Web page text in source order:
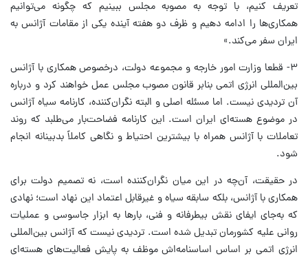
تعریف کنیم، با توجه به مصوبه مجلس ببینیم که چگونه می‌توانیم
همکاری‌ها را ادامه دهیم و ظرف دو هفته آینده یکی از مقامات آژانس به
ایران سفر می‌کند.»
۳- قطعا وزارت امور خارجه و مجموعه دولت، درخصوص همکاری با آژانس
بین‌المللی انرژی اتمی بنابر قانون مصوب مجلس عمل خواهند کرد و درباره
آن تردیدی نیست. اما مسئله اصلی و البته نگران‌کننده، کارنامه سیاه آژانس
در موضوع هسته‌ای ایران است. این کارنامه فضاحت‌بار می‌طلبد که روند
تعاملات با آژانس همراه با بیشترین احتیاط و نگاهی کاملاً بدبینانه انجام
شود.
در حقیقت، آن‌چه در این میان نگران‌کننده است، نه تصمیم دولت برای
همکاری با آژانس، بلکه سابقه سیاه و غیرقابل اعتماد این نهاد است؛ نهادی
که به‌جای ایفای نقش بیطرفانه و فنی، بارها به ابزار جاسوسی و عملیات
روانی علیه کشورمان تبدیل شده است. تردیدی نیست که آژانس بین‌المللی
انرژی اتمی بر اساس اساسنامه‌اش موظف به پایش فعالیت‌های هسته‌ای